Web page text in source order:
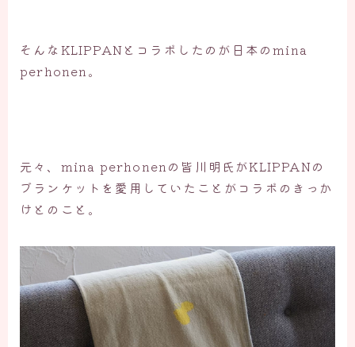
そんなKLIPPANとコラボしたのが日本のmina
perhonen。
元々、mina perhonenの皆川明氏がKLIPPANの
ブランケットを愛用していたことがコラボのきっか
けとのこと。